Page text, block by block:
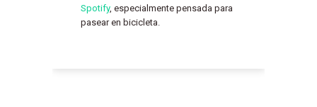
Spotify, especialmente pensada para
pasear en bicicleta.